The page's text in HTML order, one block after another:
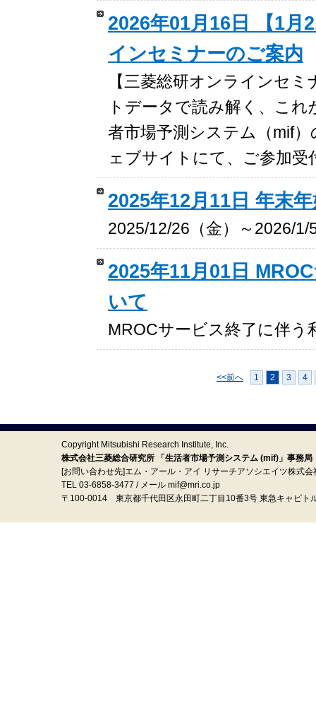
2026年01月16日 【1
インセミナーのご案内
【三菱総研オンラインセ
トデータで読み解く、こ
者市場予測システム（mif
ェブサイトにて、ご参加受
2025年12月11日 年末
2025/12/26（金）～2026/
2025年11月01日
いて
MROCサービス終了に伴う
<<前へ 1 2 3 4
Copyright Mitsubishi Research Institute, Inc.
株式会社三菱総合研究所 「生活者市場予測システム (mif)」事務局
[お問い合わせ先]エム・アール・アイ リサーチアソシエイツ株式会
TEL 03-6858-3477 / メール mif@mri.co.jp
〒100‐0014 東京都千代田区永田町二丁目10番3号 東急キャピト